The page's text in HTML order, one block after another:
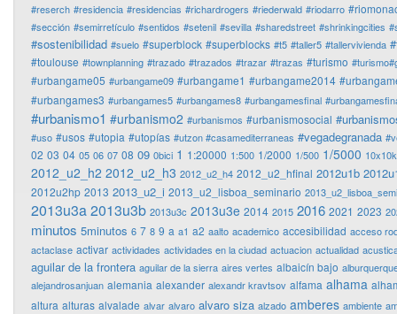
#reserch #residencia #residencias #richardrogers #riederwald #riodarro
#sección #semirretículo #sentidos #setenil #sevilla #sharedstreet #shrinkingcities
#sostenibilidad #suelo #superblock #superblocks #t5 #taller5 #tallervivienda
#toulouse #townplanning #trazado #trazados #trazar #trazas #turismo
#urbangame05 #urbangame09 #urbangame1 #urbangame2014
#urbangames3 #urbangames5 #urbangames8 #urbangamesfinal
#urbanismo1 #urbanismo2 #urbanismos #urbanismosocial
#uso #usos #utopia #utopías #utzon #casamediterraneas #vegadegranada
02 03 04 05 06 07 08 09 0bici 1 1:20000 1:500 1/2000 1/500 1/5000
2012_u2_h2 2012_u2_h3 2012_u2_h4 2012_u2_hfinal 2012u1b
2012u2hp 2013 2013_u2_i 2013_u2_lisboa_seminario
2013u3a2013u3b 2013u3c 2013u3e 2014 2015 2016 2021 2023
minutos 5minutos 6 7 8 9 a a1 a2 aalto academico accesibilidad acceso
actaclase activar actividades actividades en la ciudad actuacion actualidad
aguilar de la frontera aguilar de la sierra aires vertes albaicín bajo
alejandrosanjuan alemania alexander alexandr kravtsov alfama alhama
altura alturas alvalade alvar alvaro alvaro siza alzado amberes ambiente